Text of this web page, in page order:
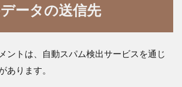
ータの送信先
ントは、自動スパム検出サービスを通じ
あります。